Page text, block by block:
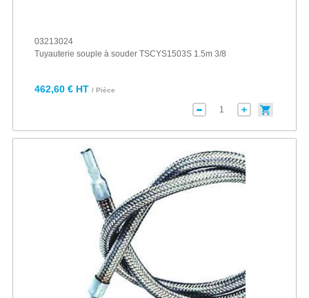
03213024
Tuyauterie souple à souder TSCYS1503S 1.5m 3/8
462,60 € HT / Pièce